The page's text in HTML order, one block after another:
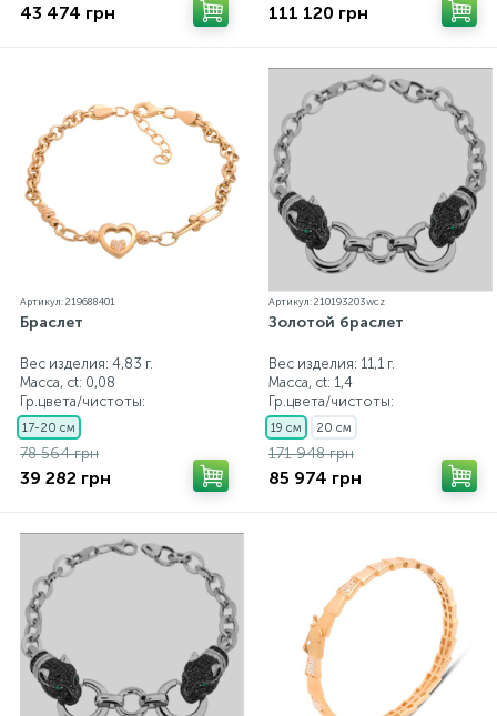
43 474 грн 111 120 грн
Артикул: 219688401
Браслет
Вес изделия: 4,83 г.
Масса, ct: 0,08
Гр.цвета/чистоты:
17-20 см
78 564 грн
39 282 грн
Артикул: 210193203wcz
Золотой браслет
Вес изделия: 11,1 г.
Масса, ct: 1,4
Гр.цвета/чистоты:
19 см 20 см
171 948 грн
85 974 грн